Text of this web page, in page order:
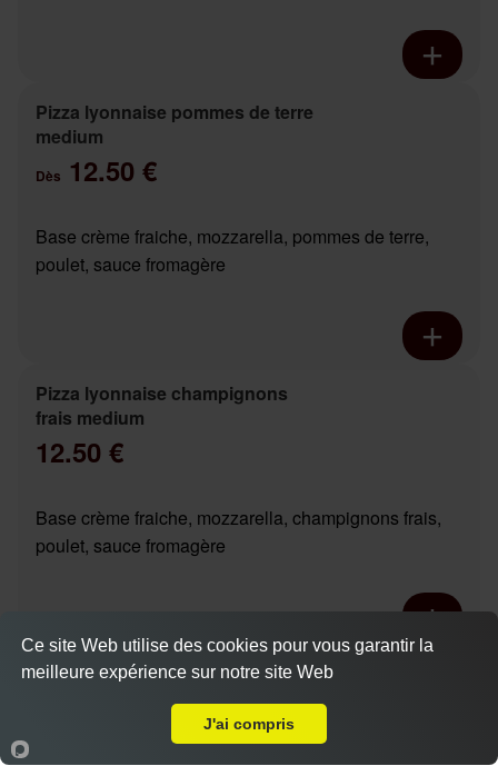
Pizza lyonnaise pommes de terre
medium
Dès 12.50 €
Base crème fraiche, mozzarella, pommes de terre,
poulet, sauce fromagère
Pizza lyonnaise champignons
frais medium
12.50 €
Base crème fraiche, mozzarella, champignons frais,
poulet, sauce fromagère
Pizza chicken boursin base
Accueil Panier Compte
Actuellement fermé
Ce site Web utilise des cookies pour vous garantir la
meilleure expérience sur notre site Web
J'ai compris